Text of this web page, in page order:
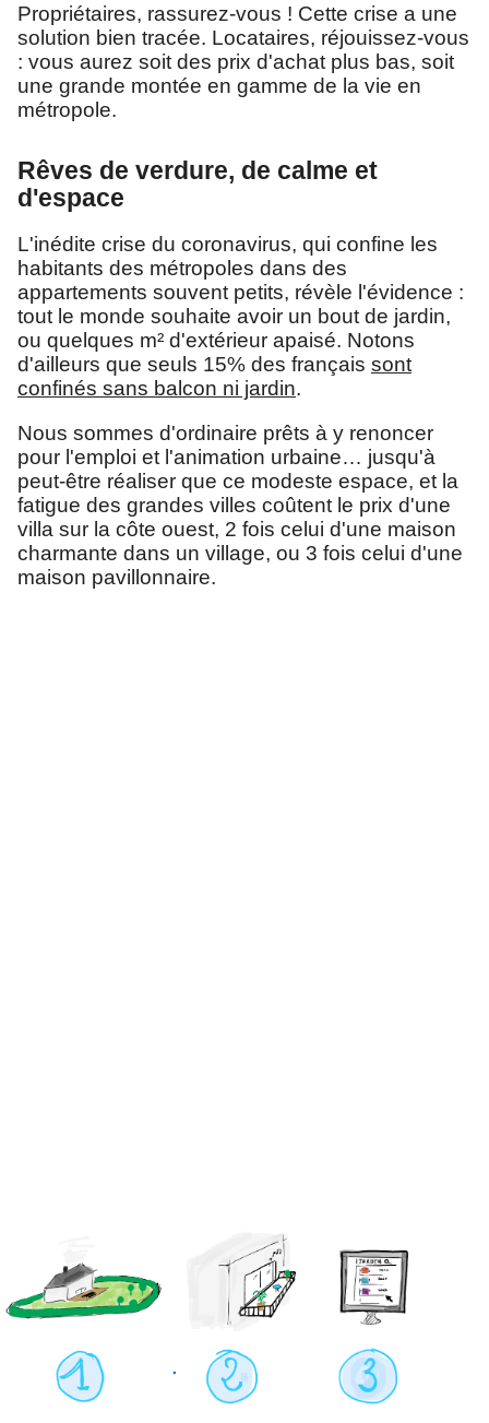
Propriétaires, rassurez-vous ! Cette crise a une
solution bien tracée. Locataires, réjouissez-vous
: vous aurez soit des prix d'achat plus bas, soit
une grande montée en gamme de la vie en
métropole.
Rêves de verdure, de calme et
d'espace
L'inédite crise du coronavirus, qui confine les
habitants des métropoles dans des
appartements souvent petits, révèle l'évidence :
tout le monde souhaite avoir un bout de jardin,
ou quelques m² d'extérieur apaisé. Notons
d'ailleurs que seuls 15% des français sont
confinés sans balcon ni jardin.
Nous sommes d'ordinaire prêts à y renoncer
pour l'emploi et l'animation urbaine… jusqu'à
peut-être réaliser que ce modeste espace, et la
fatigue des grandes villes coûtent le prix d'une
villa sur la côte ouest, 2 fois celui d'une maison
charmante dans un village, ou 3 fois celui d'une
maison pavillonnaire.